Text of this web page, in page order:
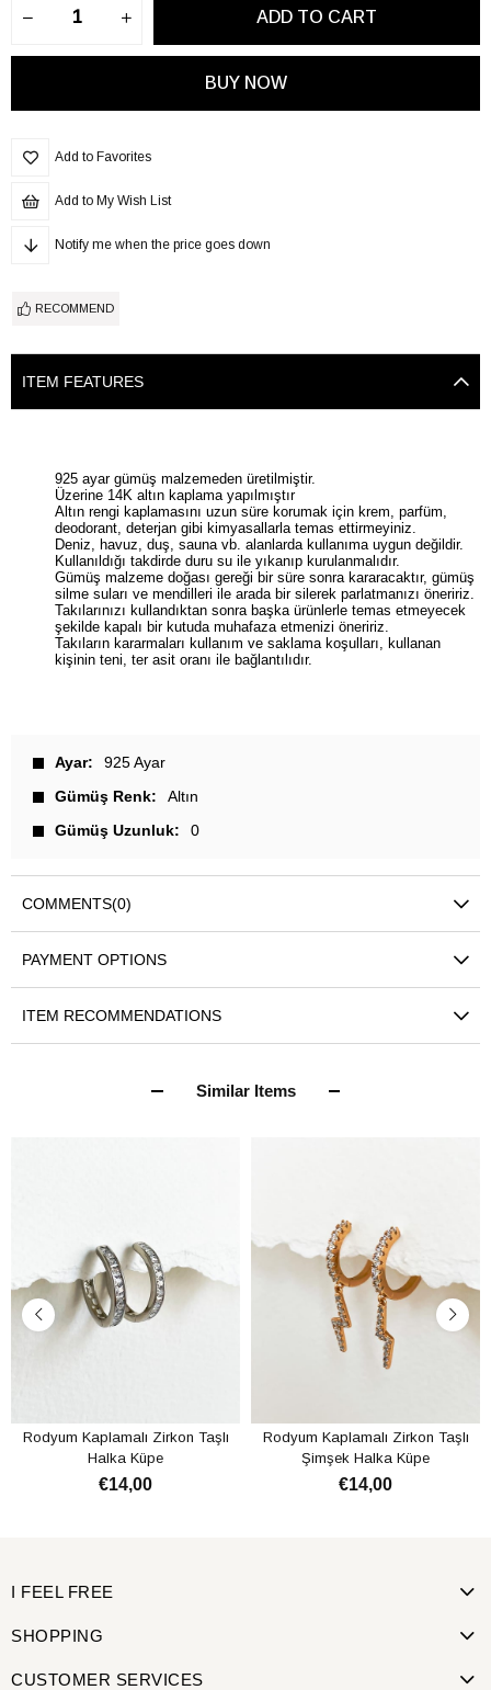
Add to Favorites
Add to My Wish List
Notify me when the price goes down
RECOMMEND
ITEM FEATURES
925 ayar gümüş malzemeden üretilmiştir.
Üzerine 14K altın kaplama yapılmıştır
Altın rengi kaplamasını uzun süre korumak için krem, parfüm,
deodorant, deterjan gibi kimyasallarla temas ettirmeyiniz.
Deniz, havuz, duş, sauna vb. alanlarda kullanıma uygun değildir.
Kullanıldığı takdirde duru su ile yıkanıp kurulanmalıdır.
Gümüş malzeme doğası gereği bir süre sonra kararacaktır, gümüş
silme suları ve mendilleri ile arada bir silerek parlatmanızı öneririz.
Takılarınızı kullandıktan sonra başka ürünlerle temas etmeyecek
şekilde kapalı bir kutuda muhafaza etmenizi öneririz.
Takıların kararmaları kullanım ve saklama koşulları, kullanan
kişinin teni, ter asit oranı ile bağlantılıdır.
Ayar
925 Ayar
Gümüş Renk
Altın
Gümüş Uzunluk
0
COMMENTS(0)
PAYMENT OPTIONS
ITEM RECOMMENDATIONS
Similar Items
Rodyum Kaplamalı Zirkon Taşlı
Halka Küpe
€14,00
Rodyum Kaplamalı Zirkon Taşlı
Şimşek Halka Küpe
€14,00
I FEEL FREE
SHOPPING
CUSTOMER SERVICES